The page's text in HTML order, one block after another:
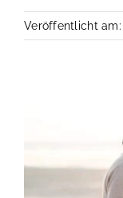
Veröffentlicht am: